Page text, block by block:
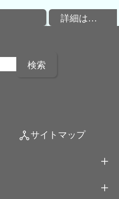
詳細は…
network_nodeサイトマップ